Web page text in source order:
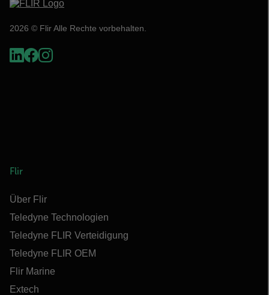
2026 © Flir Alle Rechte vorbehalten.
Flir
Über Flir
Teledyne Technologien
Teledyne FLIR Verteidigung
Teledyne FLIR OEM
Flir Marine
Extech